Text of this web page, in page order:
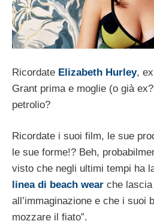
Ricordate Elizabeth Hurley,
Grant prima e moglie (o già
petrolio?
Ricordate i suoi film, le sue
le sue forme!? Beh,
visto che negli ultimi tempi ha
linea di beach wear che
all’immaginazione e che i suoi
mozzare il fiato”.